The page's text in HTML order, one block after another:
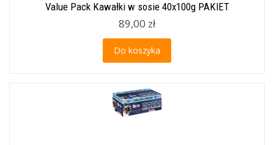
Value Pack Kawałki w sosie 40x100g PAKIET
89,00 zł
Do koszyka